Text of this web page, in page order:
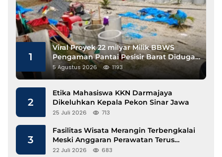
1
Viral Proyek 22 milyar Milik BBWS
Pengaman Pantai Pesisir Barat Diduga
Gunakan Besi Banci
5 Agustus 2026 1193
2
Etika Mahasiswa KKN Darmajaya
Dikeluhkan Kepala Pekon Sinar Jawa
25 Juli 2026 713
3
Fasilitas Wisata Merangin Terbengkalai
Meski Anggaran Perawatan Terus
Mengalir
22 Juli 2026 683